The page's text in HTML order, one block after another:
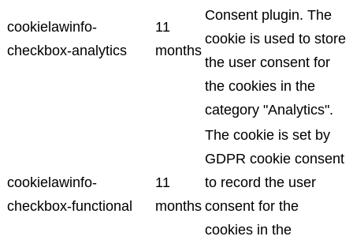
cookielawinfo-
checkbox-analytics
11
months
Consent plugin. The
cookie is used to store
the user consent for
the cookies in the
category "Analytics".
cookielawinfo-
checkbox-functional
11
months
The cookie is set by
GDPR cookie consent
to record the user
consent for the
cookies in the